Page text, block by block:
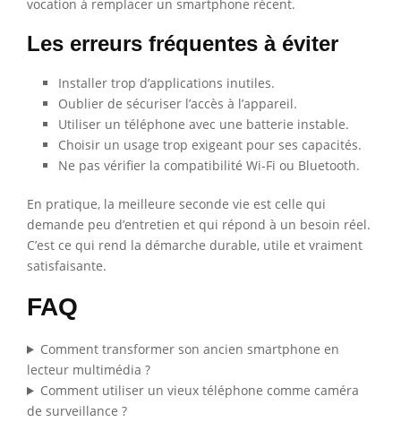
vocation à remplacer un smartphone récent.
Les erreurs fréquentes à éviter
Installer trop d’applications inutiles.
Oublier de sécuriser l’accès à l’appareil.
Utiliser un téléphone avec une batterie instable.
Choisir un usage trop exigeant pour ses capacités.
Ne pas vérifier la compatibilité Wi-Fi ou Bluetooth.
En pratique, la meilleure seconde vie est celle qui
demande peu d’entretien et qui répond à un besoin réel.
C’est ce qui rend la démarche durable, utile et vraiment
satisfaisante.
FAQ
Comment transformer son ancien smartphone en
lecteur multimédia ?
Comment utiliser un vieux téléphone comme caméra
de surveillance ?